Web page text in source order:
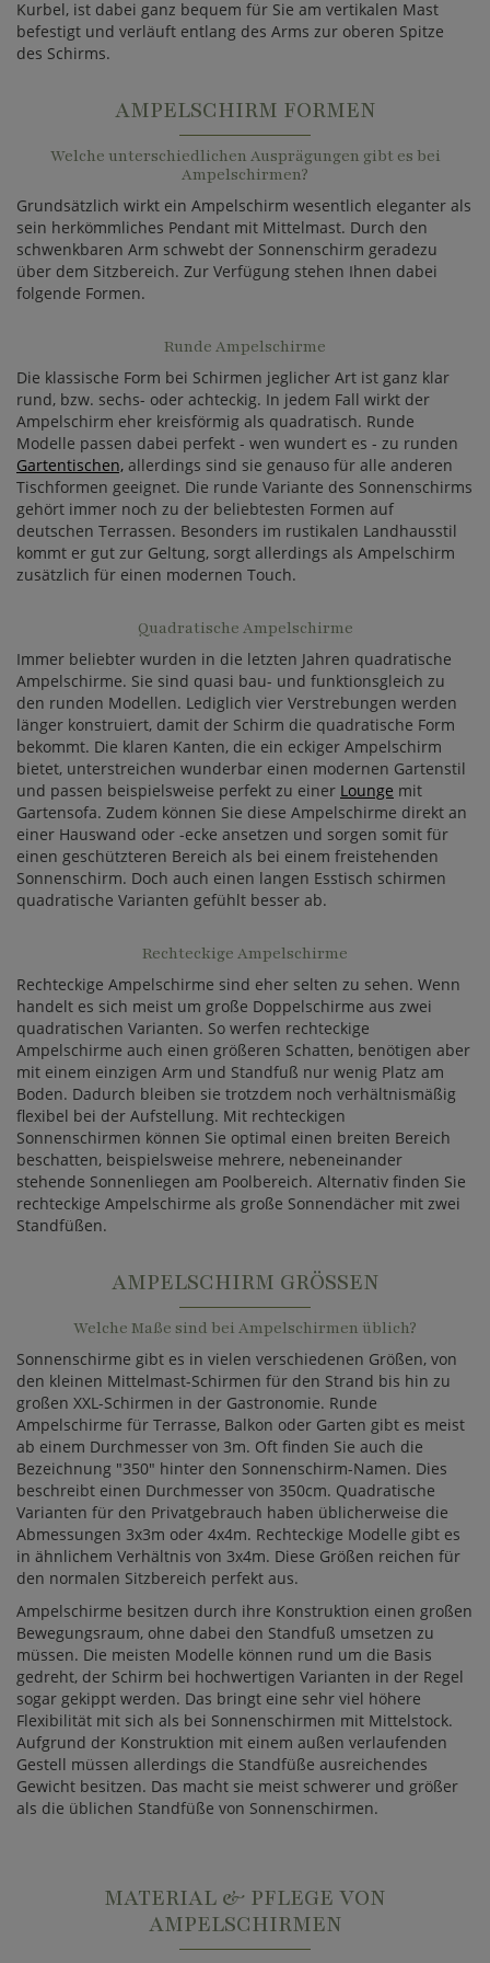
Kurbel, ist dabei ganz bequem für Sie am vertikalen Mast
befestigt und verläuft entlang des Arms zur oberen Spitze
des Schirms.
AMPELSCHIRM FORMEN
Welche unterschiedlichen Ausprägungen gibt es bei
Ampelschirmen?
Grundsätzlich wirkt ein Ampelschirm wesentlich eleganter als
sein herkömmliches Pendant mit Mittelmast. Durch den
schwenkbaren Arm schwebt der Sonnenschirm geradezu
über dem Sitzbereich. Zur Verfügung stehen Ihnen dabei
folgende Formen.
Runde Ampelschirme
Die klassische Form bei Schirmen jeglicher Art ist ganz klar
rund, bzw. sechs- oder achteckig. In jedem Fall wirkt der
Ampelschirm eher kreisförmig als quadratisch. Runde
Modelle passen dabei perfekt - wen wundert es - zu runden
Gartentischen, allerdings sind sie genauso für alle anderen
Tischformen geeignet. Die runde Variante des Sonnenschirms
gehört immer noch zu der beliebtesten Formen auf
deutschen Terrassen. Besonders im rustikalen Landhausstil
kommt er gut zur Geltung, sorgt allerdings als Ampelschirm
zusätzlich für einen modernen Touch.
Quadratische Ampelschirme
Immer beliebter wurden in die letzten Jahren quadratische
Ampelschirme. Sie sind quasi bau- und funktionsgleich zu
den runden Modellen. Lediglich vier Verstrebungen werden
länger konstruiert, damit der Schirm die quadratische Form
bekommt. Die klaren Kanten, die ein eckiger Ampelschirm
bietet, unterstreichen wunderbar einen modernen Gartenstil
und passen beispielsweise perfekt zu einer Lounge mit
Gartensofa. Zudem können Sie diese Ampelschirme direkt an
einer Hauswand oder -ecke ansetzen und sorgen somit für
einen geschützteren Bereich als bei einem freistehenden
Sonnenschirm. Doch auch einen langen Esstisch schirmen
quadratische Varianten gefühlt besser ab.
Rechteckige Ampelschirme
Rechteckige Ampelschirme sind eher selten zu sehen. Wenn
handelt es sich meist um große Doppelschirme aus zwei
quadratischen Varianten. So werfen rechteckige
Ampelschirme auch einen größeren Schatten, benötigen aber
mit einem einzigen Arm und Standfuß nur wenig Platz am
Boden. Dadurch bleiben sie trotzdem noch verhältnismäßig
flexibel bei der Aufstellung. Mit rechteckigen
Sonnenschirmen können Sie optimal einen breiten Bereich
beschatten, beispielsweise mehrere, nebeneinander
stehende Sonnenliegen am Poolbereich. Alternativ finden Sie
rechteckige Ampelschirme als große Sonnendächer mit zwei
Standfüßen.
AMPELSCHIRM GRÖSSEN
Welche Maße sind bei Ampelschirmen üblich?
Sonnenschirme gibt es in vielen verschiedenen Größen, von
den kleinen Mittelmast-Schirmen für den Strand bis hin zu
großen XXL-Schirmen in der Gastronomie. Runde
Ampelschirme für Terrasse, Balkon oder Garten gibt es meist
ab einem Durchmesser von 3m. Oft finden Sie auch die
Bezeichnung "350" hinter den Sonnenschirm-Namen. Dies
beschreibt einen Durchmesser von 350cm. Quadratische
Varianten für den Privatgebrauch haben üblicherweise die
Abmessungen 3x3m oder 4x4m. Rechteckige Modelle gibt es
in ähnlichem Verhältnis von 3x4m. Diese Größen reichen für
den normalen Sitzbereich perfekt aus.
Ampelschirme besitzen durch ihre Konstruktion einen großen
Bewegungsraum, ohne dabei den Standfuß umsetzen zu
müssen. Die meisten Modelle können rund um die Basis
gedreht, der Schirm bei hochwertigen Varianten in der Regel
sogar gekippt werden. Das bringt eine sehr viel höhere
Flexibilität mit sich als bei Sonnenschirmen mit Mittelstock.
Aufgrund der Konstruktion mit einem außen verlaufenden
Gestell müssen allerdings die Standfüße ausreichendes
Gewicht besitzen. Das macht sie meist schwerer und größer
als die üblichen Standfüße von Sonnenschirmen.
MATERIAL & PFLEGE VON
AMPELSCHIRMEN